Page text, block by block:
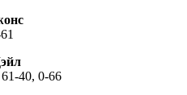
40, 0-66